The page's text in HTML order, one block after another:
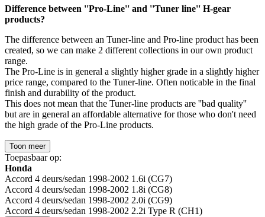
Difference between ''Pro-Line'' and ''Tuner line'' H-gear
products?
The difference between an Tuner-line and Pro-line product has been
created, so we can make 2 different collections in our own product
range.
The Pro-Line is in general a slightly higher grade in a slightly higher
price range, compared to the Tuner-line. Often noticable in the final
finish and durability of the product.
This does not mean that the Tuner-line products are ''bad quality''
but are in general an affordable alternative for those who don't need
the high grade of the Pro-Line products.
Toon meer
Toepasbaar op:
Honda
Accord 4 deurs/sedan 1998-2002 1.6i (CG7)
Accord 4 deurs/sedan 1998-2002 1.8i (CG8)
Accord 4 deurs/sedan 1998-2002 2.0i (CG9)
Accord 4 deurs/sedan 1998-2002 2.2i Type R (CH1)